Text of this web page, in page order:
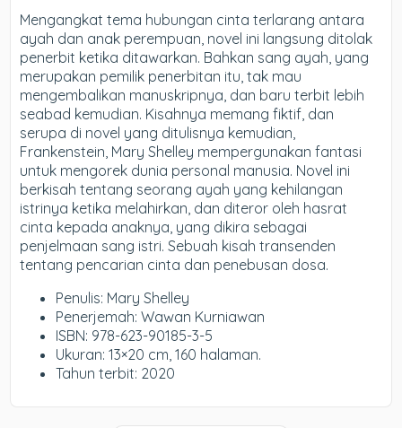
Mengangkat tema hubungan cinta terlarang antara
ayah dan anak perempuan, novel ini langsung ditolak
penerbit ketika ditawarkan. Bahkan sang ayah, yang
merupakan pemilik penerbitan itu, tak mau
mengembalikan manuskripnya, dan baru terbit lebih
seabad kemudian. Kisahnya memang fiktif, dan
serupa di novel yang ditulisnya kemudian,
Frankenstein, Mary Shelley mempergunakan fantasi
untuk mengorek dunia personal manusia. Novel ini
berkisah tentang seorang ayah yang kehilangan
istrinya ketika melahirkan, dan diteror oleh hasrat
cinta kepada anaknya, yang dikira sebagai
penjelmaan sang istri. Sebuah kisah transenden
tentang pencarian cinta dan penebusan dosa.
Penulis: Mary Shelley
Penerjemah: Wawan Kurniawan
ISBN: 978-623-90185-3-5
Ukuran: 13×20 cm, 160 halaman.
Tahun terbit: 2020